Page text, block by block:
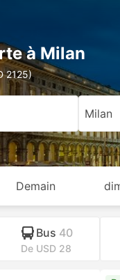
à Milan
2125)
Milan
Demain
Bus 40
De USD 28